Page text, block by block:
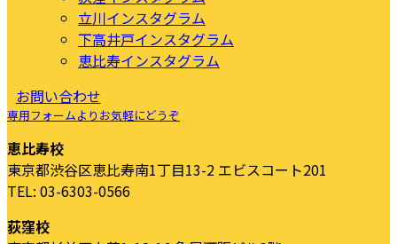
立川インスタグラム
下高井戸インスタグラム
恵比寿インスタグラム
お問い合わせ
専用フォームよりお気軽にどうぞ
恵比寿校
東京都渋谷区恵比寿南1丁目13-2 エビスコート201
TEL: 03-6303-0566
荻窪校